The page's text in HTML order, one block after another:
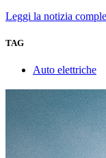
Leggi la notizia
TAG
Auto elettriche